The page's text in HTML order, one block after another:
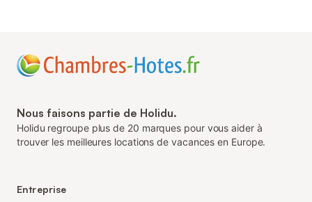
Nous faisons partie de Holidu.
Holidu regroupe plus de 20 marques pour vous aider à
trouver les meilleures locations de vacances en Europe.
Entreprise